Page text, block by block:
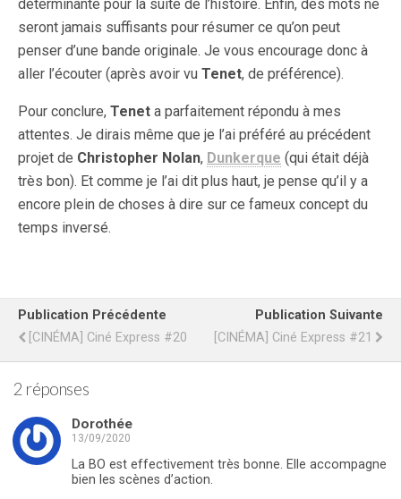
déterminante pour la suite de l’histoire. Enfin, des mots ne
seront jamais suffisants pour résumer ce qu’on peut
penser d’une bande originale. Je vous encourage donc à
aller l’écouter (après avoir vu Tenet, de préférence).
Pour conclure, Tenet a parfaitement répondu à mes
attentes. Je dirais même que je l’ai préféré au précédent
projet de Christopher Nolan, Dunkerque (qui était déjà
très bon). Et comme je l’ai dit plus haut, je pense qu’il y a
encore plein de choses à dire sur ce fameux concept du
temps inversé.
Publication Précédente
[CINÉMA] Ciné Express #20
Publication Suivante
[CINÉMA] Ciné Express #21
2 réponses
Dorothée
13/09/2020
La BO est effectivement très bonne. Elle accompagne
bien les scènes d’action.